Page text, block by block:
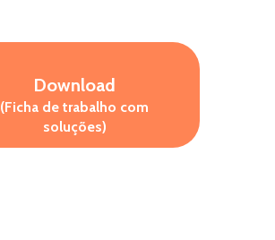
Download
(Ficha de trabalho com
soluções)